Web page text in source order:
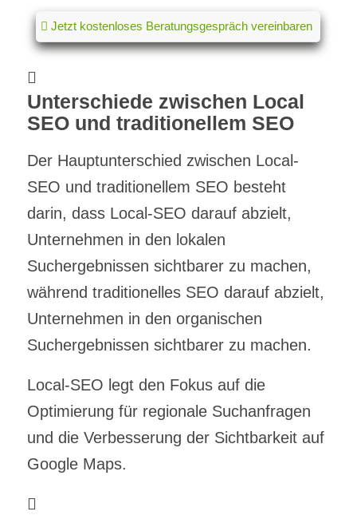
Jetzt kostenloses Beratungsgespräch vereinbaren
Unterschiede zwischen Local
SEO und traditionellem SEO
Der Hauptunterschied zwischen Local-
SEO und traditionellem SEO besteht
darin, dass Local-SEO darauf abzielt,
Unternehmen in den lokalen
Suchergebnissen sichtbarer zu machen,
während traditionelles SEO darauf abzielt,
Unternehmen in den organischen
Suchergebnissen sichtbarer zu machen.
Local-SEO legt den Fokus auf die
Optimierung für regionale Suchanfragen
und die Verbesserung der Sichtbarkeit auf
Google Maps.